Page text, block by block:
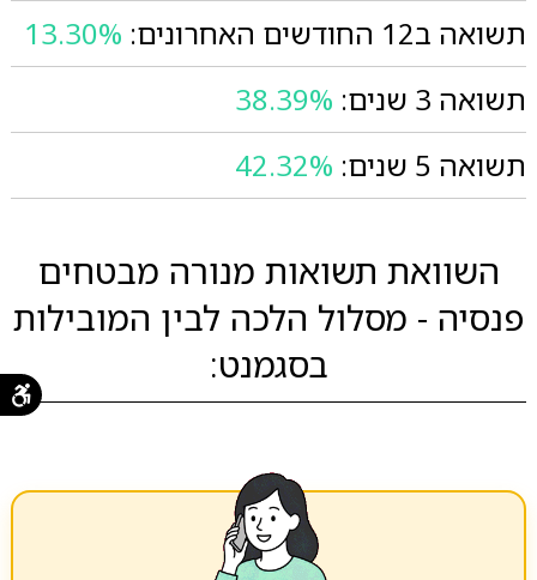
תשואה ב12 החודשים האחרונים:
13.30%
תשואה 3 שנים:
38.39%
תשואה 5 שנים:
42.32%
השוואת תשואות מנורה מבטחים
פנסיה - מסלול הלכה לבין המובילות
בסגמנט: